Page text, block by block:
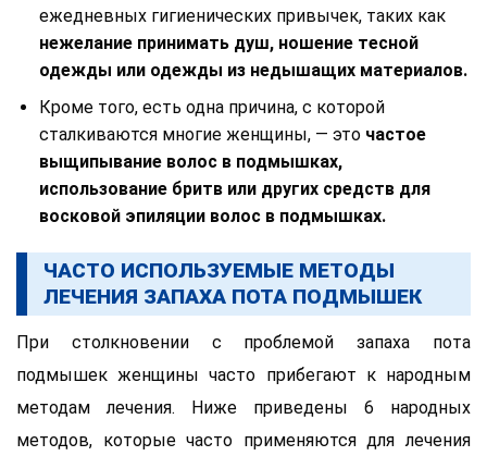
ежедневных гигиенических привычек, таких как
нежелание принимать душ, ношение тесной
одежды или одежды из недышащих материалов.
Кроме того, есть одна причина, с которой
сталкиваются многие женщины, — это частое
выщипывание волос в подмышках,
использование бритв или других средств для
восковой эпиляции волос в подмышках.
ЧАСТО ИСПОЛЬЗУЕМЫЕ МЕТОДЫ
ЛЕЧЕНИЯ ЗАПАХА ПОТА ПОДМЫШЕК
При столкновении с проблемой запаха пота
подмышек женщины часто прибегают к народным
методам лечения. Ниже приведены 6 народных
методов, которые часто применяются для лечения